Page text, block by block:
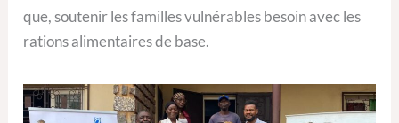
que, soutenir les familles vulnérables besoin avec les
rations alimentaires de base.